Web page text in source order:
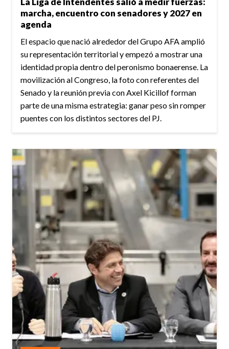
marcha, encuentro con senadores y 2027 en
agenda
El espacio que nació alrededor del Grupo AFA amplió
su representación territorial y empezó a mostrar una
identidad propia dentro del peronismo bonaerense. La
movilización al Congreso, la foto con referentes del
Senado y la reunión previa con Axel Kicillof forman
parte de una misma estrategia: ganar peso sin romper
puentes con los distintos sectores del PJ.